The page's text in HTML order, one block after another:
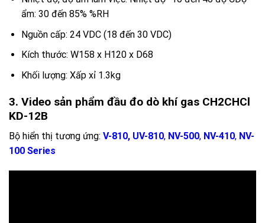
ẩm: 30 đến 85% %RH
Nguồn cấp: 24 VDC (18 đến 30 VDC)
Kích thước: W158 x H120 x D68
Khối lượng: Xấp xỉ 1.3kg
3. Video sản phẩm đầu đo dò khí gas CH2CHCl
KD-12B
Bộ hiển thị tương ứng: V-810, UV-810, NV-500, NV-410, NV-
100 Series